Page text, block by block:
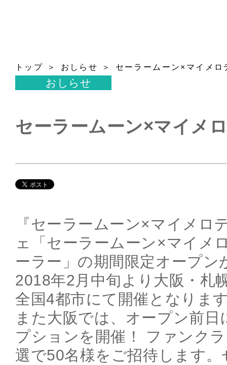
トップ おしらせ セーラームーン×マイメロ
おしらせ
セーラームーン×マイメ
『セーラームーン×マイメロ
ェ「セーラームーン×マイメ
ーラー」の期間限定オープン
2018年2月中旬より大阪・札
全国4都市にて開催となりま
また大阪では、オープン前
プションを開催！ ファンク
選で50名様をご招待します